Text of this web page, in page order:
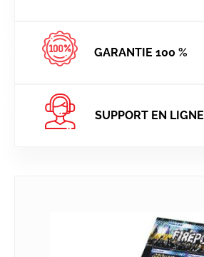
GARANTIE 100 %
SUPPORT EN LIGNE